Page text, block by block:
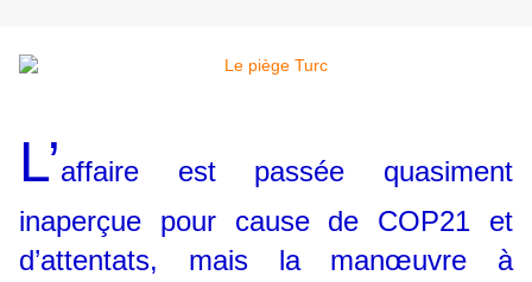
L’affaire est passée quasiment
inaperçue pour cause de COP21 et
d’attentats, mais la manœuvre à